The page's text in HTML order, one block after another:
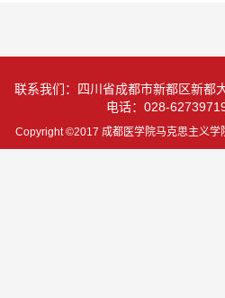
联系我们：四川省成都市新都区新都
电话：028-
Copyright ©2017 成都医学院马克思主义